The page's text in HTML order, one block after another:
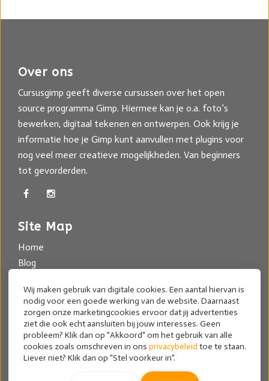
Over ons
Cursusgimp geeft diverse cursussen over het open
source programma Gimp. Hiermee kan je o.a. foto’s
bewerken, digitaal tekenen en ontwerpen. Ook krijg je
informatie hoe je Gimp kunt aanvullen met plugins voor
nog veel meer creatieve mogelijkheden. Van beginners
tot gevorderden.
Site Map
Home
Blog
FAQ
Over ons
Gebruikersvoorwaarden
Contact
Privacy Policy
Wij maken gebruik van digitale cookies. Een aantal hiervan is
nodig voor een goede werking van de website. Daarnaast
zorgen onze marketingcookies ervoor dat jij advertenties
ziet die ook echt aansluiten bij jouw interesses. Geen
probleem? Klik dan op "Akkoord" om het gebruik van alle
cookies zoals omschreven in ons privacybeleid toe te staan.
Liever niet? Klik dan op "Stel voorkeur in".